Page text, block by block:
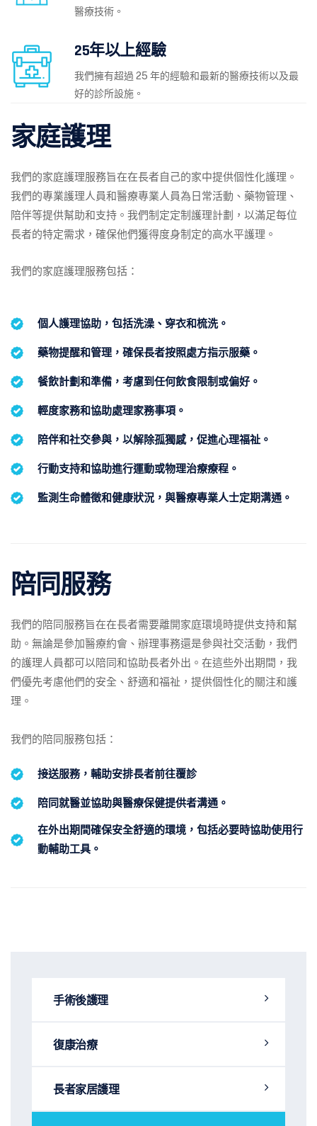
醫療技術。
25年以上經驗
我們擁有超過 25 年的經驗和最新的醫療技術以及最
好的診所設施。
家庭護理
我們的家庭護理服務旨在在長者自己的家中提供個性化護理。
我們的專業護理人員和醫療專業人員為日常活動、藥物管理、
陪伴等提供幫助和支持。我們制定定制護理計劃，以滿足每位
長者的特定需求，確保他們獲得度身制定的高水平護理。
我們的家庭護理服務包括：
個人護理協助，包括洗澡、穿衣和梳洗。
藥物提醒和管理，確保長者按照處方指示服藥。
餐飲計劃和準備，考慮到任何飲食限制或偏好。
輕度家務和協助處理家務事項。
陪伴和社交參與，以解除孤獨感，促進心理福祉。
行動支持和協助進行運動或物理治療療程。
監測生命體徵和健康狀況，與醫療專業人士定期溝通。
陪同服務
我們的陪同服務旨在在長者需要離開家庭環境時提供支持和幫
助。無論是參加醫療約會、辦理事務還是參與社交活動，我們
的護理人員都可以陪同和協助長者外出。在這些外出期間，我
們優先考慮他們的安全、舒適和福祉，提供個性化的關注和護
理。
我們的陪同服務包括：
接送服務，輔助安排長者前往覆診
陪同就醫並協助與醫療保健提供者溝通。
在外出期間確保安全舒適的環境，包括必要時協助使用行
動輔助工具。
手術後護理
復康治療
長者家居護理